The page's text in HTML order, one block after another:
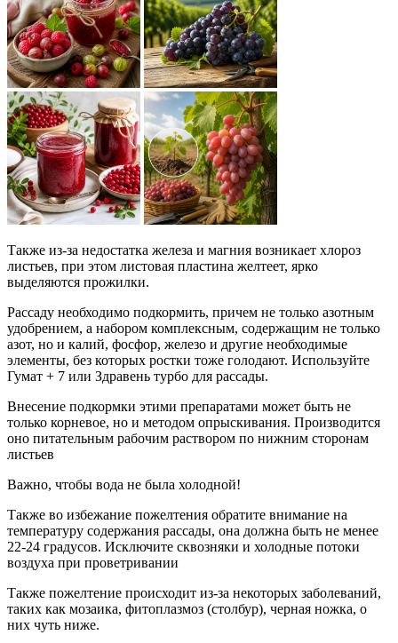
Также из-за недостатка железа и магния возникает хлороз
листьев, при этом листовая пластина желтеет, ярко
выделяются прожилки.
Рассаду необходимо подкормить, причем не только азотным
удобрением, а набором комплексным, содержащим не только
азот, но и калий, фосфор, железо и другие необходимые
элементы, без которых ростки тоже голодают. Используйте
Гумат + 7 или Здравень турбо для рассады.
Внесение подкормки этими препаратами может быть не
только корневое, но и методом опрыскивания. Производится
оно питательным рабочим раствором по нижним сторонам
листьев
Важно, чтобы вода не была холодной!
Также во избежание пожелтения обратите внимание на
температуру содержания рассады, она должна быть не менее
22-24 градусов. Исключите сквозняки и холодные потоки
воздуха при проветривании
Также пожелтение происходит из-за некоторых заболеваний,
таких как мозаика, фитоплазмоз (столбур), черная ножка, о
них чуть ниже.